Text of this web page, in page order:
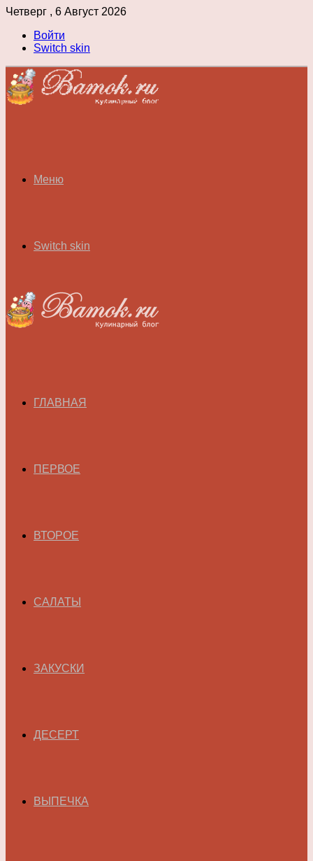
Четверг , 6 Август 2026
Войти
Switch skin
Меню
Switch skin
ГЛАВНАЯ
ПЕРВОЕ
ВТОРОЕ
САЛАТЫ
ЗАКУСКИ
ДЕСЕРТ
ВЫПЕЧКА